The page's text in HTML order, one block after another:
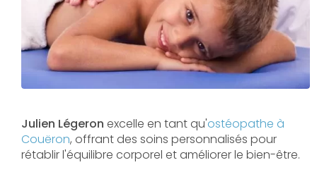
Julien Légeron excelle en tant qu'ostéopathe à
Couëron, offrant des soins personnalisés pour
rétablir l'équilibre corporel et améliorer le bien-être.